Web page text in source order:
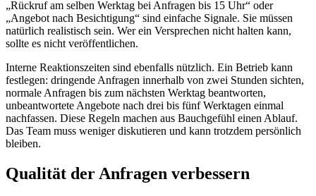
„Rückruf am selben Werktag bei Anfragen bis 15 Uhr“ oder
„Angebot nach Besichtigung“ sind einfache Signale. Sie müssen
natürlich realistisch sein. Wer ein Versprechen nicht halten kann,
sollte es nicht veröffentlichen.
Interne Reaktionszeiten sind ebenfalls nützlich. Ein Betrieb kann
festlegen: dringende Anfragen innerhalb von zwei Stunden sichten,
normale Anfragen bis zum nächsten Werktag beantworten,
unbeantwortete Angebote nach drei bis fünf Werktagen einmal
nachfassen. Diese Regeln machen aus Bauchgefühl einen Ablauf.
Das Team muss weniger diskutieren und kann trotzdem persönlich
bleiben.
Qualität der Anfragen verbessern